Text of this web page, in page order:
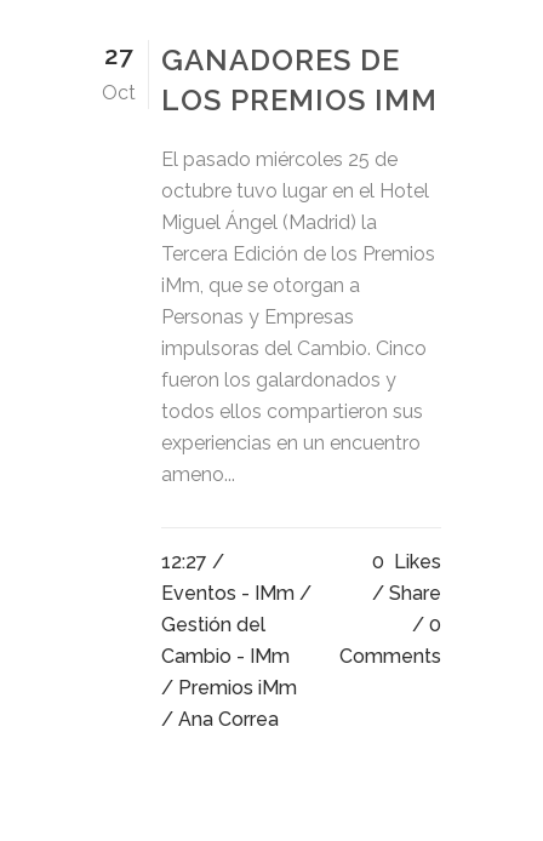
27
Oct
GANADORES DE
LOS PREMIOS IMM
El pasado miércoles 25 de
octubre tuvo lugar en el Hotel
Miguel Ángel (Madrid) la
Tercera Edición de los Premios
iMm, que se otorgan a
Personas y Empresas
impulsoras del Cambio. Cinco
fueron los galardonados y
todos ellos compartieron sus
experiencias en un encuentro
ameno...
12:27 /
Eventos - IMm /
Gestión del
Cambio - IMm
/ Premios iMm
/ Ana Correa
0 Likes
Share
0
Comments